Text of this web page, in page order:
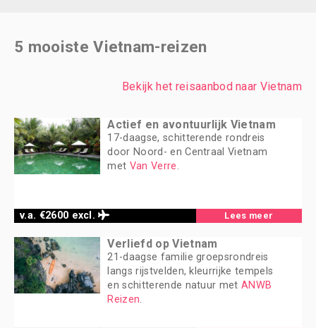
5 mooiste Vietnam-reizen
Bekijk het reisaanbod naar Vietnam
v.a. €2600 excl.
Actief en avontuurlijk Vietnam
17-daagse, schitterende rondreis
door Noord- en Centraal Vietnam
met Van Verre.
Lees meer
Verliefd op Vietnam
21-daagse familie groepsrondreis
langs rijstvelden, kleurrijke tempels
en schitterende natuur metANWB
Reizen.